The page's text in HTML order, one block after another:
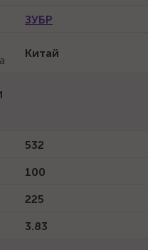
ЗУБР
Китай
532
100
225
3.83